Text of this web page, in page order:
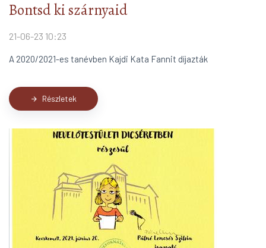
Bontsd ki szárnyaid
21-06-23 10:23
A 2020/2021-es tanévben Kajdi Kata Fannit díjazták
arrow_forward Részletek